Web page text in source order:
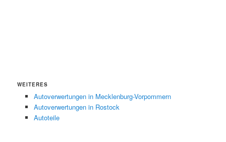
WEITERES
Autoverwertungen in Mecklenburg-Vorpommern
Autoverwertungen in Rostock
Autoteile